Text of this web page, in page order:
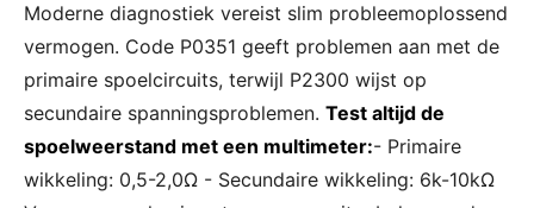
Moderne diagnostiek vereist slim probleemoplossend
vermogen. Code P0351 geeft problemen aan met de
primaire spoelcircuits, terwijl P2300 wijst op
secundaire spanningsproblemen. Test altijd de
spoelweerstand met een multimeter:- Primaire
wikkeling: 0,5-2,0Ω - Secundaire wikkeling: 6k-10kΩ